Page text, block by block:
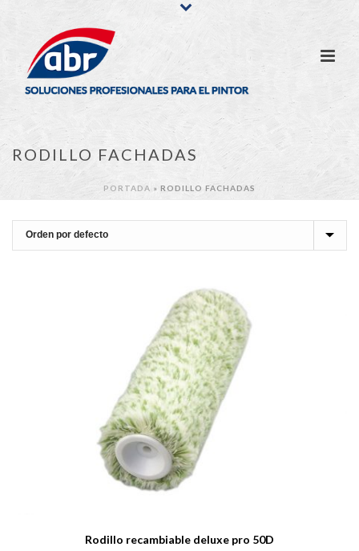
RODILLO FACHADAS
PORTADA » RODILLO FACHADAS
Rodillo recambiable deluxe pro 50D